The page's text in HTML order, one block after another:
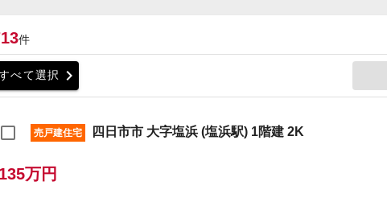
件
べて選択 chevron_right
売戸建住宅 四日市市 大字塩浜 (塩浜駅) 1階建 2K
135万円